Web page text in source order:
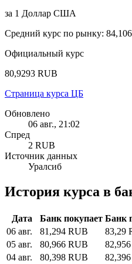
за 1 Доллар США
Средний курс по рынку:
Официальный курс
80,9293 RUB
Страница курса ЦБ
Обновлено
06 авг., 21:02
Спред
2 RUB
Источник данных
Уралсиб
История курса в
Дата Банк покупает Банк
06 авг.
81,294 RUB
83,29
05 авг.
80,966 RUB
04 авг.
80,398 RUB